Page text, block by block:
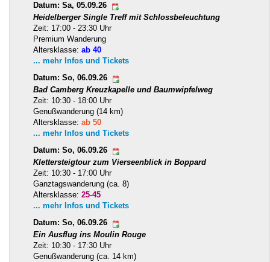
Datum: Sa, 05.09.26
Heidelberger Single Treff mit Schlossbeleuchtung
Zeit: 17:00 - 23:30 Uhr
Premium Wanderung
Altersklasse: ab 40
... mehr Infos und Tickets
Datum: So, 06.09.26
Bad Camberg Kreuzkapelle und Baumwipfelweg
Zeit: 10:30 - 18:00 Uhr
Genußwanderung (14 km)
Altersklasse: ab 50
... mehr Infos und Tickets
Datum: So, 06.09.26
Klettersteigtour zum Vierseenblick in Boppard
Zeit: 10:30 - 17:00 Uhr
Ganztagswanderung (ca. 8)
Altersklasse: 25-45
... mehr Infos und Tickets
Datum: So, 06.09.26
Ein Ausflug ins Moulin Rouge
Zeit: 10:30 - 17:30 Uhr
Genußwanderung (ca. 14 km)